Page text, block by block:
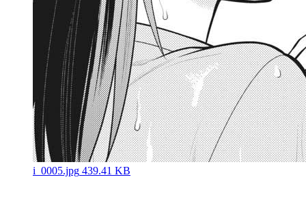
i_0005.jpg 439.41 KB